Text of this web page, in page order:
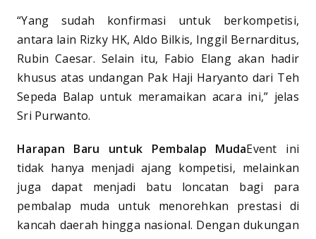
“Yang sudah konfirmasi untuk berkompetisi,
antara lain Rizky HK, Aldo Bilkis, Inggil Bernarditus,
Rubin Caesar. Selain itu, Fabio Elang akan hadir
khusus atas undangan Pak Haji Haryanto dari Teh
Sepeda Balap untuk meramaikan acara ini,” jelas
Sri Purwanto.
Harapan Baru untuk Pembalap MudaEvent ini
tidak hanya menjadi ajang kompetisi, melainkan
juga dapat menjadi batu loncatan bagi para
pembalap muda untuk menorehkan prestasi di
kancah daerah hingga nasional. Dengan dukungan